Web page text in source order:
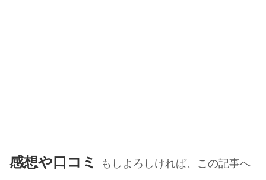
感想や口コミ
もしよろしければ、この記事へ